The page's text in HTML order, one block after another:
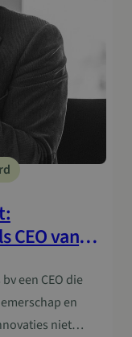
CEO van
een CEO die
en
niet